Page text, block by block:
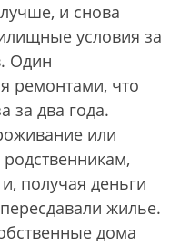
и снова
условия за
Один
ремонтами, что
за два года.
или
получая деньги
жилье.
дома